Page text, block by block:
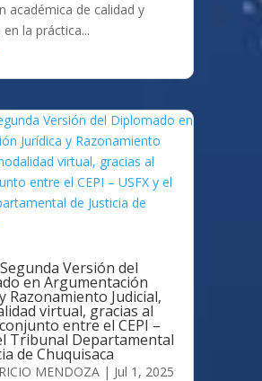
académica de calidad y
la práctica...
Versión del
en Argumentación
Razonamiento Judicial,
virtual, gracias al
entre el CEPI –
Tribunal Departamental
de Chuquisaca
MENDOZA | Jul 1, 2025